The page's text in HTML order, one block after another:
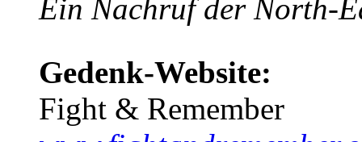
Ein Nachruf der North-
Gedenk-Website:
Fight & Remember